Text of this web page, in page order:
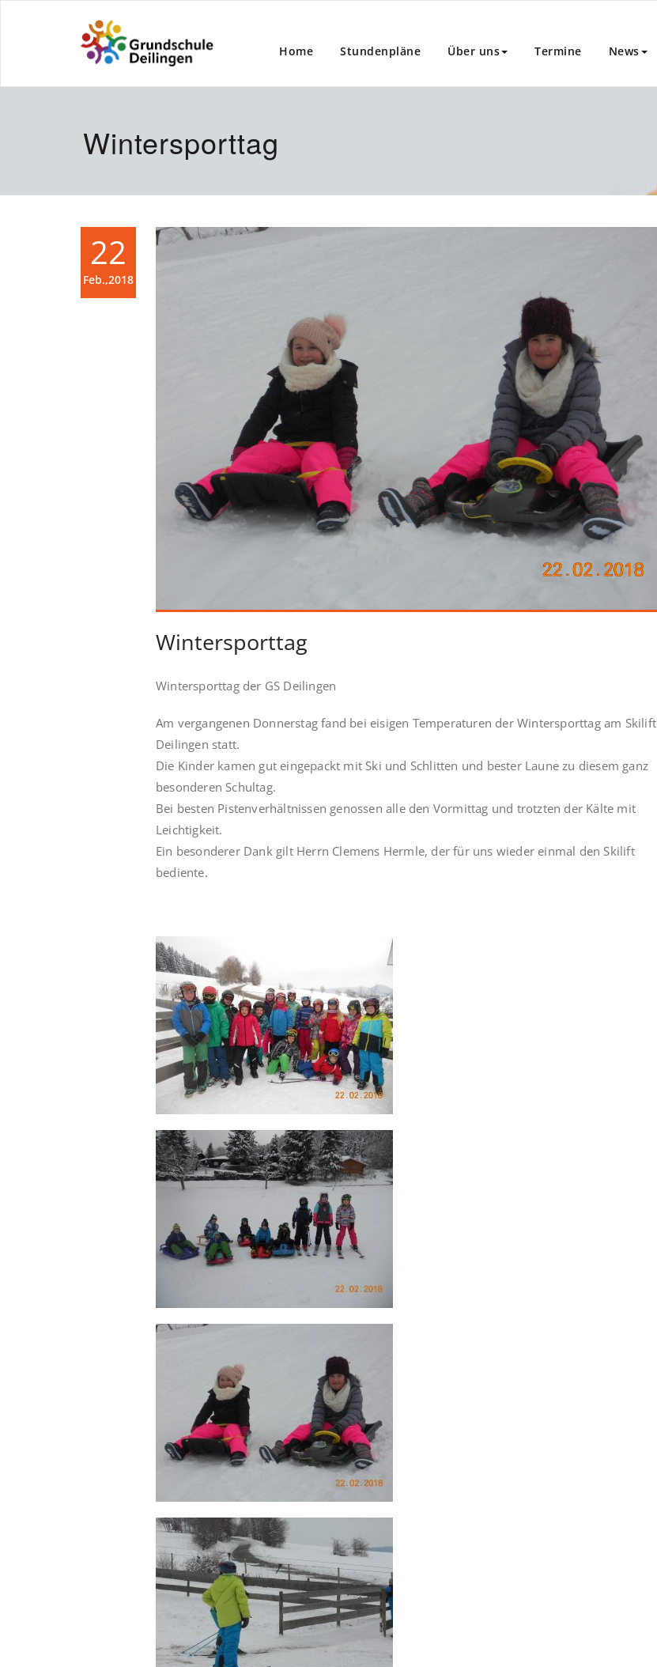
Home Stundenpläne Über uns Termine News
Wintersporttag
22
Feb.,2018
Wintersporttag
Wintersporttag der GS Deilingen
Am vergangenen Donnerstag fand bei eisigen Temperaturen der Wintersporttag am Skilift
Deilingen statt.
Die Kinder kamen gut eingepackt mit Ski und Schlitten und bester Laune zu diesem ganz
besonderen Schultag.
Bei besten Pistenverhältnissen genossen alle den Vormittag und trotzten der Kälte mit
Leichtigkeit.
Ein besonderer Dank gilt Herrn Clemens Hermle, der für uns wieder einmal den Skilift
bediente.